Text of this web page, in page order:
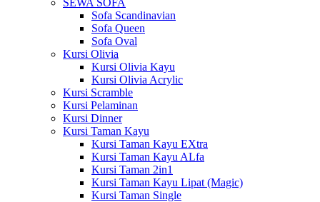
SEWA SOFA
Sofa Scandinavian
Sofa Queen
Sofa Oval
Kursi Olivia
Kursi Olivia Kayu
Kursi Olivia Acrylic
Kursi Scramble
Kursi Pelaminan
Kursi Dinner
Kursi Taman Kayu
Kursi Taman Kayu EXtra
Kursi Taman Kayu ALfa
Kursi Taman 2in1
Kursi Taman Kayu Lipat (Magic)
Kursi Taman Single